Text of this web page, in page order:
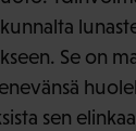
Se on
sen